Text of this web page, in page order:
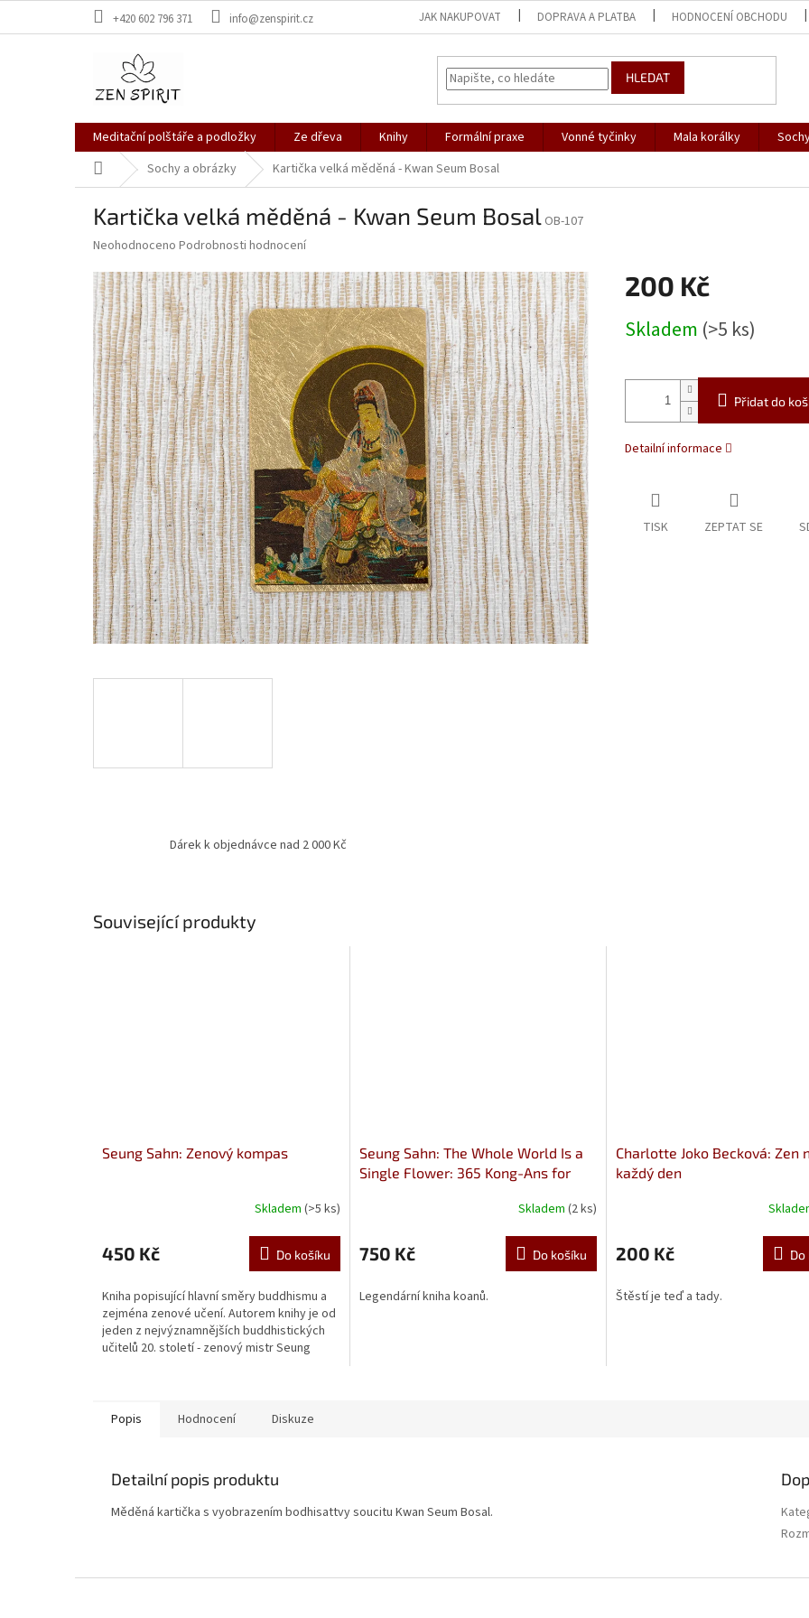
+420 602 796 371 info@zenspirit.cz JAK NAKUPOVAT DOPRAVA A PLATBA HODNOCENÍ OBCHODU
HLEDAT
Meditační polštáře a podložky Ze dřeva Knihy Formální praxe Vonné tyčinky Mala korálky
Domů Sochy a obrázky Kartička velká měděná - Kwan Seum Bosal
Kartička velká měděná - Kwan Seum Bosal OB-107
Průměrné
produktu
je
0,0
z
5
hvězdiček.
Neohodnoceno Podrobnosti hodnocení
200 Kč
cena:
Skladem (>5 ks)
Přidat do
Detailní informace
TISK ZEPTAT SE
Dárek k objednávce nad 2 000 Kč
Související produkty
Seung Sahn: Zenový kompas
Skladem (>5 ks)
450 Kč Do košíku
Kniha popisující hlavní směry buddhismu a
zejména zenové učení. Autorem knihy je od
jeden z nejvýznamnějších buddhistických
učitelů 20. století - zenový mistr Seung
Seung Sahn: The Whole World Is a
Single Flower: 365 Kong-Ans for
produktu
je
z
Skladem(2 ks)
750 Kč Do košíku
Legendární kniha koanů.
Charlotte Joko Becková: Zen
každý den
200 Kč Do
Štěstí je teď a tady.
Popis Hodnocení Diskuze
Detailní popis produktu
Měděná kartička s vyobrazením bodhisattvy soucitu Kwan Seum Bosal.